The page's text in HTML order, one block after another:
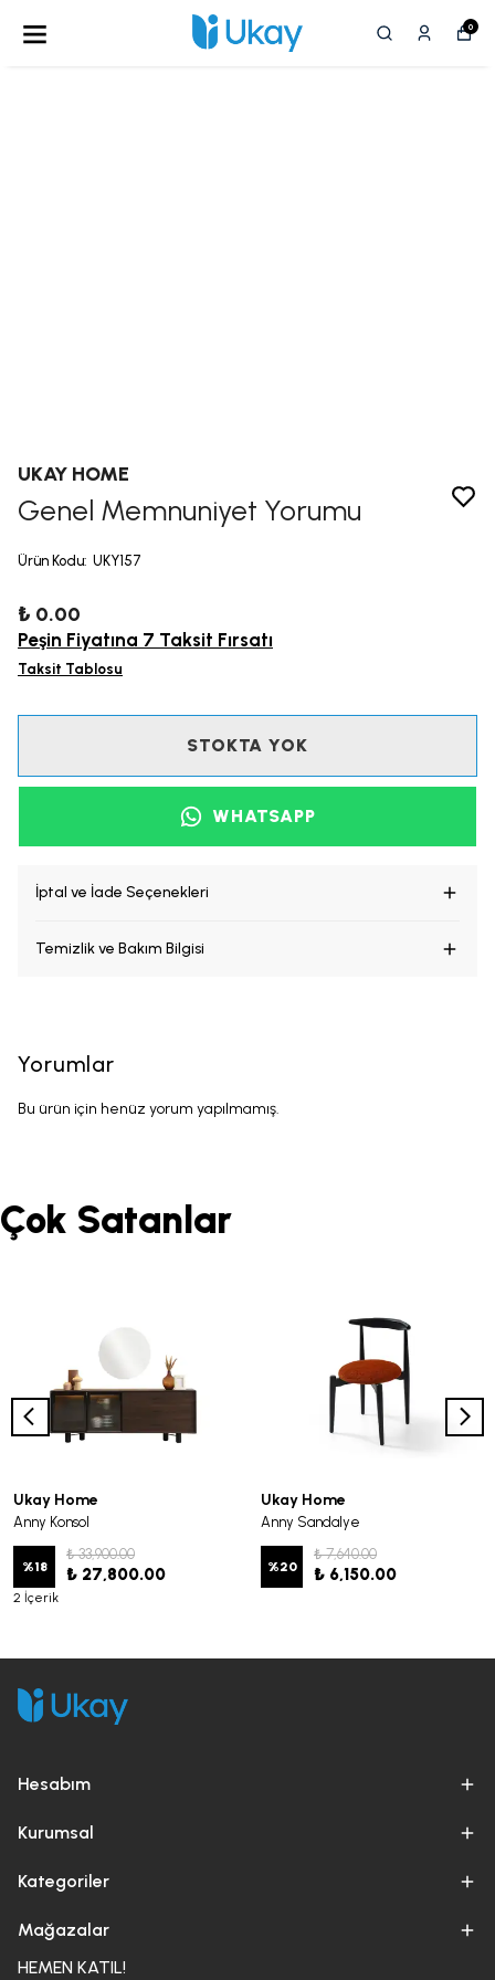
0
UKAY HOME
Genel Memnuniyet Yorumu
Ürün Kodu: UKY157
₺ 0.00
Peşin Fiyatına 7 Taksit Fırsatı
Taksit Tablosu
STOKTA YOK
WHATSAPP
İptal ve İade Seçenekleri
Temizlik ve Bakım Bilgisi
Yorumlar
Bu ürün için henüz yorum yapılmamış.
Çok Satanlar
Ukay Home
Anny Konsol
%18
₺ 33,900.00
₺ 27,800.00
2 İçerik
Ukay Home
Anny Sandalye
%20
₺ 7,640.00
₺ 6,150.00
Hesabım
Kurumsal
Kategoriler
Mağazalar
HEMEN KATIL!